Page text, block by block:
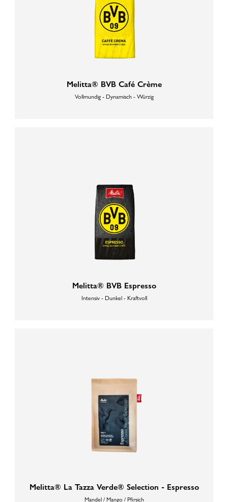
Melitta® BVB Café Crème
Vollmundig - Dynamisch - Würzig
Melitta® BVB Espresso
Intensiv - Dunkel - Kraftvoll
Melitta® La Tazza Verde® Selection - Espresso
Mandel / Mango / Pfirsich